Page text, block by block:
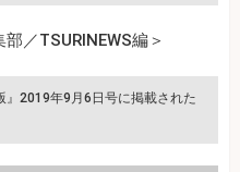
／TSURINEWS編＞
』2019年9月6日号に掲載された